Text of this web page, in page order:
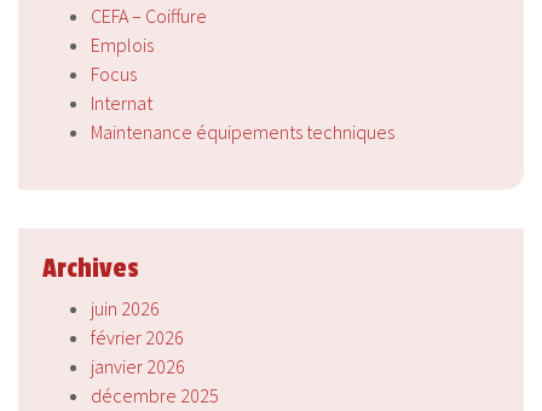
CEFA – Coiffure
Emplois
Focus
Internat
Maintenance équipements techniques
Archives
juin 2026
février 2026
janvier 2026
décembre 2025